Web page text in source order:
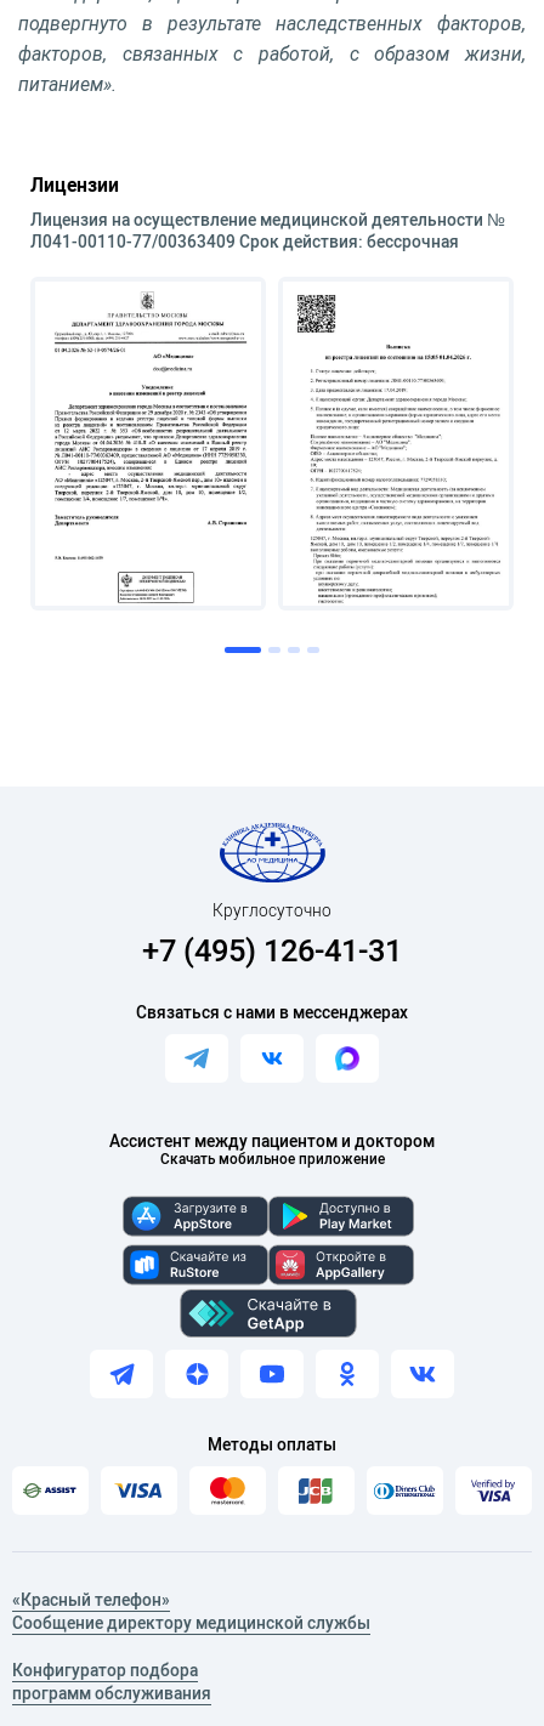
подвергнуто в результате наследственных факторов,
факторов, связанных с работой, с образом жизни,
питанием».
Лицензии
Лицензия на осуществление медицинской деятельности №
Л041-00110-77/00363409 Срок действия: бессрочная
Ассистент между пациентом и доктором
Скачать мобильное приложение
Круглосуточно
+7 (495) 126-41-31
Связаться с нами в мессенджерах
Методы оплаты
«Красный телефон»
Сообщение директору медицинской службы
Конфигуратор подбора
программ обслуживания